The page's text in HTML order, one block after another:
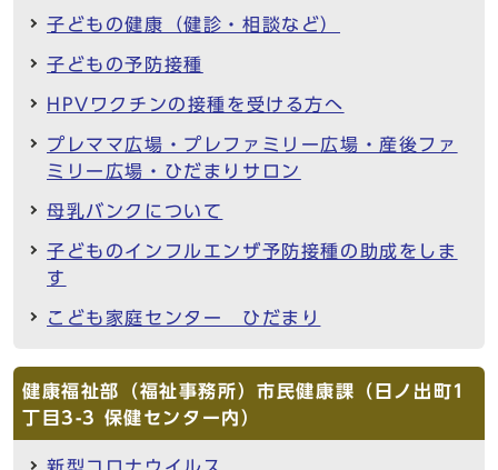
子どもの健康（健診・相談など）
子どもの予防接種
HPVワクチンの接種を受ける方へ
プレママ広場・プレファミリー広場・産後ファ
ミリー広場・ひだまりサロン
母乳バンクについて
子どものインフルエンザ予防接種の助成をしま
す
こども家庭センター ひだまり
健康福祉部（福祉事務所）市民健康課（日ノ出町1
丁目3-3 保健センター内）
新型コロナウイルス